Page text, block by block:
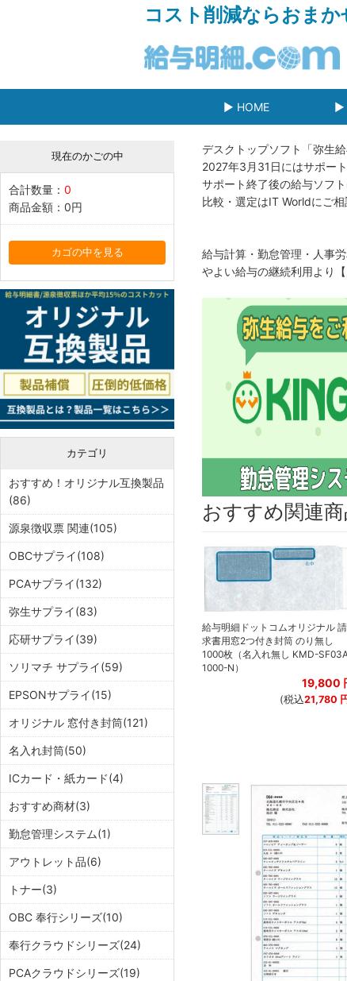
コスト削減ならおまか
▶ HOME ▶
現在のかごの中
合計数量： 0
商品金額： 0円
カゴの中を見る
カテゴリ
おすすめ！オリジナル互換製品
(86)
源泉徴収票 関連(105)
OBCサプライ(108)
PCAサプライ(132)
弥生サプライ(83)
応研サプライ(39)
ソリマチ サプライ(59)
EPSONサプライ(15)
オリジナル 窓付き封筒(121)
名入れ封筒(50)
ICカード・紙カード(4)
おすすめ商材(3)
勤怠管理システム(1)
アウトレット品(6)
トナー(3)
OBC 奉行シリーズ(10)
奉行クラウドシリーズ(24)
PCAクラウドシリーズ(19)
デスクトップソフト「弥生
2027年3月31日にはサポー
サポート終了後の給与ソフ
比較・選定はIT Worldに
給与計算・勤怠管理・人事
やよい給与の継続利用より
おすすめ関連
給与明細ドットコムオリジナル 請
求書用窓2つ付き封筒 のり無し
1000枚（名入れ無し KMD-
1000-N）
19,800
(税込21,780